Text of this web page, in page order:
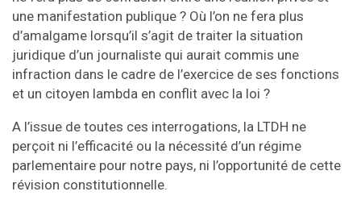
une manifestation publique ? Où l’on ne fera plus
d’amalgame lorsqu’il s’agit de traiter la situation
juridique d’un journaliste qui aurait commis une
infraction dans le cadre de l’exercice de ses fonctions
et un citoyen lambda en conflit avec la loi ?
A l’issue de toutes ces interrogations, la LTDH ne
perçoit ni l’efficacité ou la nécessité d’un régime
parlementaire pour notre pays, ni l’opportunité de cette
révision constitutionnelle.